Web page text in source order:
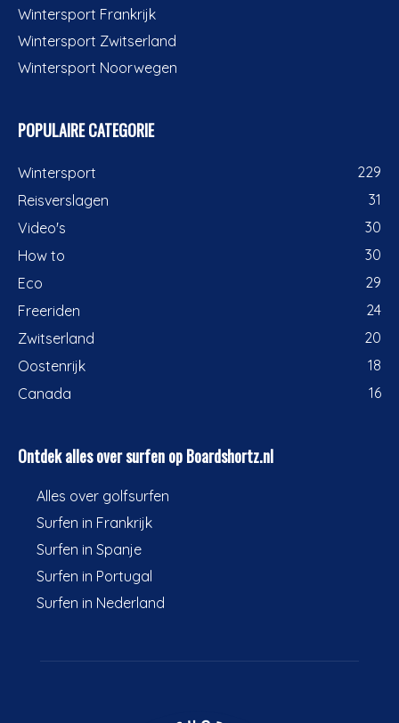
Wintersport Frankrijk
Wintersport Zwitserland
Wintersport Noorwegen
POPULAIRE CATEGORIE
Wintersport
229
Reisverslagen
31
Video's
30
How to
30
Eco
29
Freeriden
24
Zwitserland
20
Oostenrijk
18
Canada
16
Ontdek alles over surfen op Boardshortz.nl
Alles over golfsurfen
Surfen in Frankrijk
Surfen in Spanje
Surfen in Portugal
Surfen in Nederland